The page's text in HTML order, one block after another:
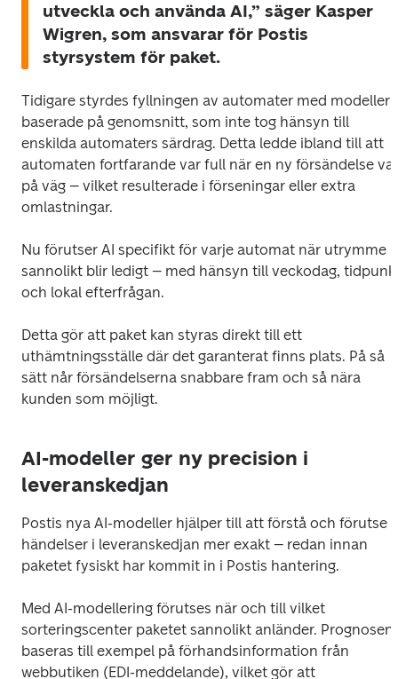
utveckla och använda AI,” säger Kasper
Wigren, som ansvarar för Postis
styrsystem för paket.
Tidigare styrdes fyllningen av automater med modeller
baserade på genomsnitt, som inte tog hänsyn till
enskilda automaters särdrag. Detta ledde ibland till att
automaten fortfarande var full när en ny försändelse var
på väg – vilket resulterade i förseningar eller extra
omlastningar.
Nu förutser AI specifikt för varje automat när utrymme
sannolikt blir ledigt – med hänsyn till veckodag,
och lokal efterfrågan.
Detta gör att paket kan styras direkt till ett
uthämtningsställe där det garanterat finns plats. På så
sätt når försändelserna snabbare fram och så nära
kunden som möjligt.
AI-modeller ger ny precision i
leveranskedjan
Postis nya AI-modeller hjälper till att förstå och förutse
händelser i leveranskedjan mer exakt – redan innan
paketet fysiskt har kommit in i Postis hantering.
Med AI-modellering förutses när och till vilket
sorteringscenter paketet sannolikt anländer. Prognosen
baseras till exempel på förhandsinformation från
webbutiken (EDI-meddelande), vilket gör att